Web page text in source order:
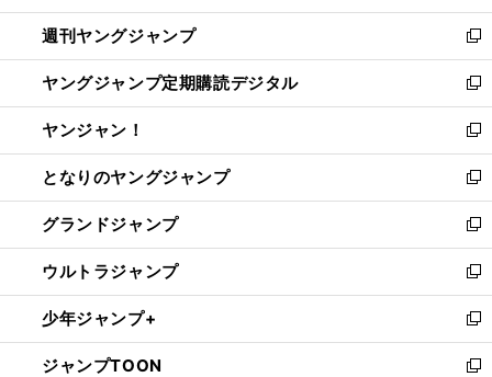
開
く
ウ
で
開
く
ン
ド
ウ
で
開
く
ウ
ィ
ン
ド
ウ
で
開
く
週刊ヤングジャンプ
新
し
い
ウ
ィ
ン
ド
ウ
で
開
く
ヤングジャンプ定期購読デジタル
新
し
い
ウ
ィ
ン
ド
ウ
で
開
く
ヤンジャン！
新
し
い
ウ
ィ
ン
ド
ウ
で
開
く
となりのヤングジャンプ
新
し
い
ウ
ィ
ン
ド
ウ
で
グランドジャンプ
新
し
い
ウ
ィ
ン
ド
ウルトラジャンプ
新
し
い
ウ
ィ
少年ジャンプ+
新
し
い
ジャンプTOON
新